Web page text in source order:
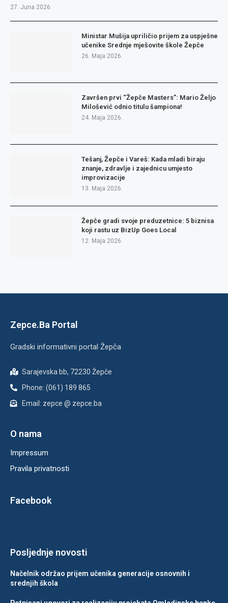
27. Juna 2026.
Ministar Mušija upriličio prijem za uspješne
učenike Srednje mješovite škole Žepče
26. Maja 2026.
Završen prvi “Žepče Masters”: Mario Željo
Milošević odnio titulu šampiona!
24. Maja 2026.
Tešanj, Žepče i Vareš: Kada mladi biraju
znanje, zdravlje i zajednicu umjesto
improvizacije
13. Maja 2026.
Žepče gradi svoje preduzetnice: 5 biznisa
koji rastu uz BizUp Goes Local
12. Maja 2026.
Zepce.Ba Portal
Gradski informativni portal Žepča
Sarajevska bb, 72230 Žepče
Phone: (061) 189 865
Email: zepce @ zepce.ba
O nama
Impressum
Pravila privatnosti
Facebook
Posljednje novosti
Načelnik održao prijem učenika generacije osnovnih i
srednjih škola